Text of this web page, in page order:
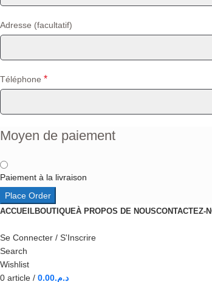
Adresse (facultatif)
Téléphone *
Moyen de paiement
Paiement à la livraison
Place Order
ACCUEILBOUTIQUEÀ PROPOS DE NOUSCONTACTEZ-
Se Connecter / S'Inscrire
Search
Wishlist
0 article / د.م.0.00